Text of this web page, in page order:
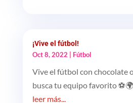
¡Vive el fútbol!
Oct 8, 2022 | Fútbol
Vive el fútbol con chocolate
busca tu equipo favorito
leer más...